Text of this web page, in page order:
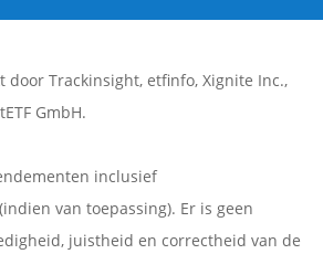
door Trackinsight, etfinfo, Xignite Inc.,
GmbH.
inclusief
van toepassing). Er is geen
juistheid en correctheid van de